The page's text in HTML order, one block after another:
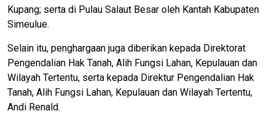
Kupang; serta di Pulau Salaut Besar oleh Kantah Kabupaten
Simeulue.
Selain itu, penghargaan juga diberikan kepada Direktorat
Pengendalian Hak Tanah, Alih Fungsi Lahan, Kepulauan dan
Wilayah Tertentu, serta kepada Direktur Pengendalian Hak
Tanah, Alih Fungsi Lahan, Kepulauan dan Wilayah Tertentu,
Andi Renald.